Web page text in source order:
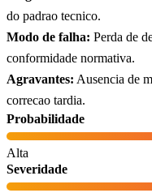
do padrao tecnico.
Modo de falha: Perda de
conformidade normativa.
Agravantes: Ausencia de
correcao tardia.
Probabilidade
Alta
Severidade